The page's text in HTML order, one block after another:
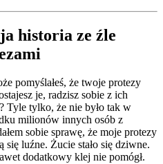
historia ze źle
pomyślałeś, że twoje protezy
je, radzisz sobie z ich
Tyle tylko, że nie było tak w
milionów innych osób z
sobie sprawę, że moje protezy
luźne. Żucie stało się dziwne.
dodatkowy klej nie pomógł.